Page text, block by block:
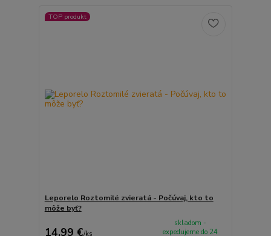
TOP produkt
Leporelo Roztomilé zvieratá - Počúvaj, kto to
môže byť?
14,99 €/ks
skladom -
expedujeme do 24